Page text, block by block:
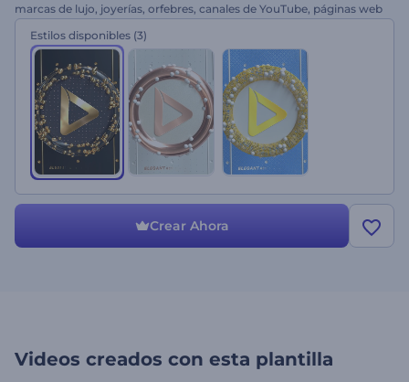
marcas de lujo, joyerías, orfebres, canales de YouTube, páginas web
Estilos disponibles (3)
Crear Ahora
Videos creados con esta plantilla